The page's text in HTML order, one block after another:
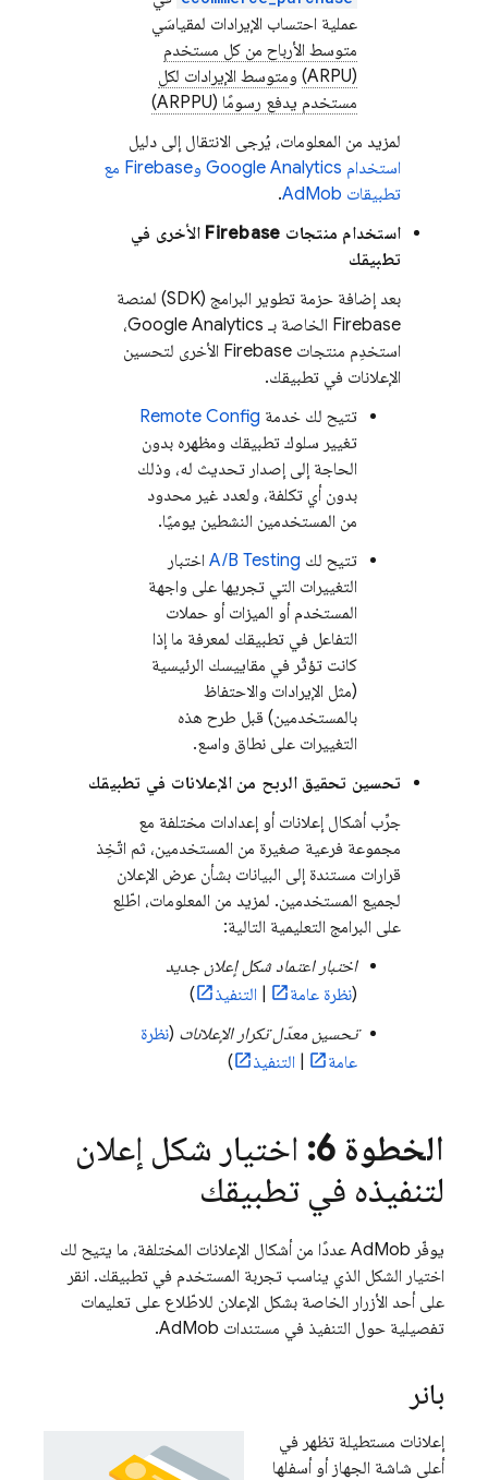
عملية احتساب الإيرادات لمقياسَي
متوسط الأرباح من كل مستخدم
(ARPU)
ومتوسط الإيرادات لكل
مستخدم يدفع رسومًا (ARPPU)
لمزيد من المعلومات، يُرجى الانتقال إلى دليل
استخدام Google Analytics
وFirebase مع
تطبيقات AdMob
.
استخدام منتجات Firebase الأخرى في
تطبيقك
بعد إضافة حزمة تطوير البرامج (SDK) لمنصة
Firebase الخاصة بـ
Google Analytics،
استخدِم منتجات Firebase الأخرى لتحسين
الإعلانات في تطبيقك.
تتيح لك خدمة Remote Config
تغيير سلوك تطبيقك ومظهره بدون
الحاجة إلى إصدار تحديث له، وذلك
بدون أي تكلفة، ولعدد غير محدود
من المستخدمين النشطين يوميًا.
تتيح لك A/B Testing اختبار
التغييرات التي تجريها على واجهة
المستخدم أو الميزات أو حملات
التفاعل في تطبيقك لمعرفة ما إذا
كانت تؤثّر في مقاييسك الرئيسية
(مثل الإيرادات والاحتفاظ
بالمستخدمين) قبل طرح هذه
التغييرات على نطاق واسع.
تحسين تحقيق الربح من الإعلانات في تطبيقك
جرِّب أشكال إعلانات أو إعدادات مختلفة مع
مجموعة فرعية صغيرة من المستخدمين، ثم اتّخِذ
قرارات مستندة إلى البيانات بشأن عرض الإعلان
لجميع المستخدمين. لمزيد من المعلومات، اطّلِع
على البرامج التعليمية التالية:
اختبار اعتماد شكل إعلان جديد
(نظرة عامة التنفيذ
)
تحسين معدّل تكرار الإعلانات (نظرة
عامة
التنفيذ )
الخطوة 6:
اختيار شكل إعلان
لتنفيذه في تطبيقك
يوفّر AdMob عددًا من أشكال الإعلانات المختلفة، ما يتيح لك
اختيار الشكل الذي يناسب تجربة المستخدم في تطبيقك. انقر
على أحد الأزرار الخاصة بشكل الإعلان للاطّلاع على تعليمات
تفصيلية حول التنفيذ في مستندات AdMob
.
بانر
إعلانات مستطيلة تظهر في
أعلى شاشة الجهاز أو أسفلها